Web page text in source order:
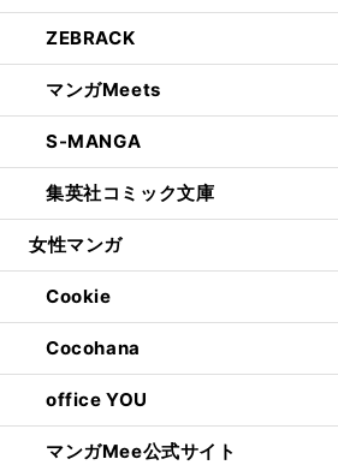
ZEBRACK
マンガMeets
S-MANGA
集英社コミック文庫
女性マンガ
Cookie
Cocohana
office YOU
マンガMee公式サイト